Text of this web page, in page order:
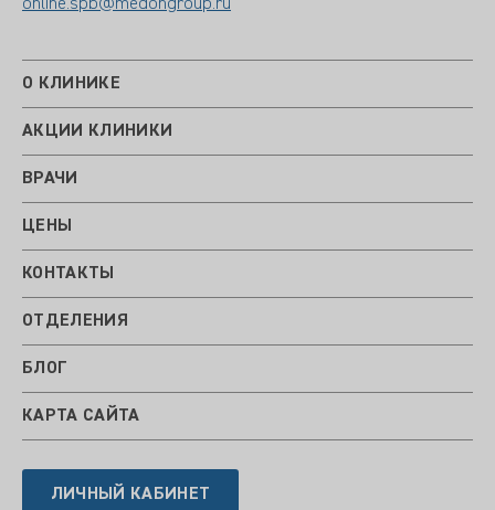
online.spb@medongroup.ru
О КЛИНИКЕ
АКЦИИ КЛИНИКИ
ВРАЧИ
ЦЕНЫ
КОНТАКТЫ
ОТДЕЛЕНИЯ
БЛОГ
КАРТА САЙТА
ЛИЧНЫЙ КАБИНЕТ